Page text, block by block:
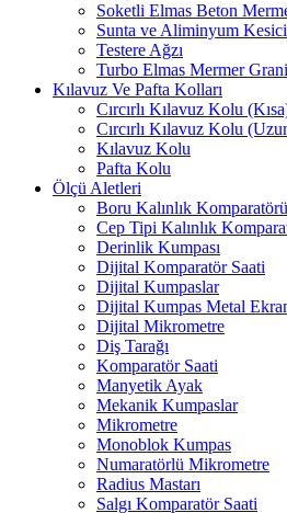
Soketli Elmas Beton
Sunta ve Aliminyum Kesici
Testere Ağzı
Turbo Elmas Mermer
Kılavuz Ve Pafta Kolları
Cırcırlı Kılavuz Kolu
Cırcırlı Kılavuz Kolu
Kılavuz Kolu
Pafta Kolu
Ölçü Aletleri
Boru Kalınlık Komparatörü
Cep Tipi Kalınlık
Derinlik Kumpası
Dijital Komparatör Saati
Dijital Kumpaslar
Dijital Kumpas Metal
Dijital Mikrometre
Diş Tarağı
Komparatör Saati
Manyetik Ayak
Mekanik Kumpaslar
Mikrometre
Monoblok Kumpas
Numaratörlü Mikrometre
Radius Mastarı
Salgı Komparatör Saati